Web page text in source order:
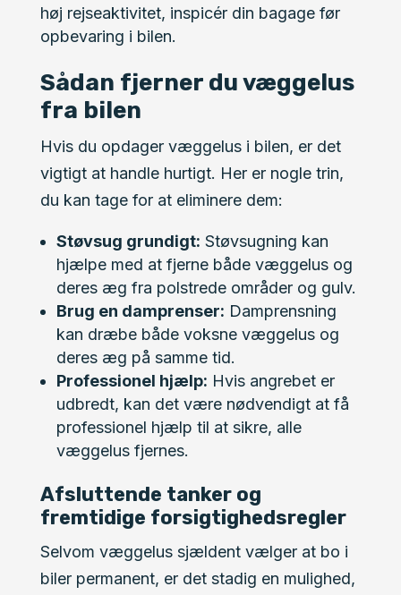
høj rejseaktivitet, inspicér din bagage før
opbevaring i bilen.
Sådan fjerner du væggelus
fra bilen
Hvis du opdager væggelus i bilen, er det
vigtigt at handle hurtigt. Her er nogle trin,
du kan tage for at eliminere dem:
Støvsug grundigt: Støvsugning kan
hjælpe med at fjerne både væggelus og
deres æg fra polstrede områder og gulv.
Brug en damprenser: Damprensning
kan dræbe både voksne væggelus og
deres æg på samme tid.
Professionel hjælp: Hvis angrebet er
udbredt, kan det være nødvendigt at få
professionel hjælp til at sikre, alle
væggelus fjernes.
Afsluttende tanker og
fremtidige forsigtighedsregler
Selvom væggelus sjældent vælger at bo i
biler permanent, er det stadig en mulighed,